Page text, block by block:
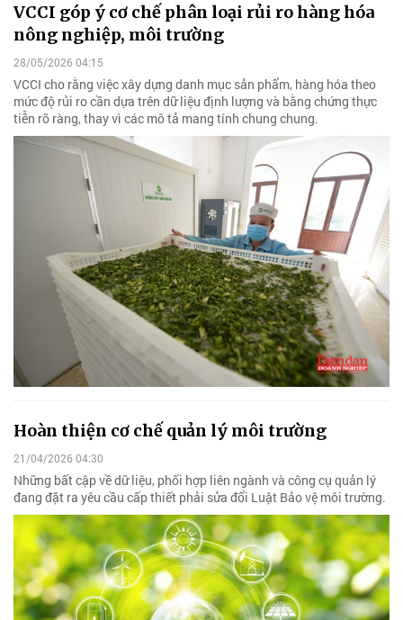
VCCI góp ý cơ chế phân loại rủi ro hàng hóa
nông nghiệp, môi trường
28/05/2026 04:15
VCCI cho rằng việc xây dựng danh mục sản phẩm, hàng hóa theo
mức độ rủi ro cần dựa trên dữ liệu định lượng và bằng chứng thực
tiễn rõ ràng, thay vì các mô tả mang tính chung chung.
Hoàn thiện cơ chế quản lý môi trường
21/04/2026 04:30
Những bất cập về dữ liệu, phối hợp liên ngành và công cụ quản lý
đang đặt ra yêu cầu cấp thiết phải sửa đổi Luật Bảo vệ môi trường.